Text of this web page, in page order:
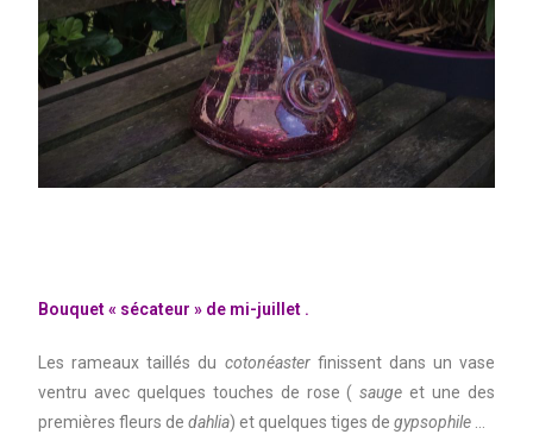
Bouquet « sécateur » de mi-juillet .
Les rameaux taillés du cotonéasterfinissent dans un vase
ventru avec quelques touches de rose ( sauge et une des
premières fleurs dedahlia) et quelques tiges degypsophile